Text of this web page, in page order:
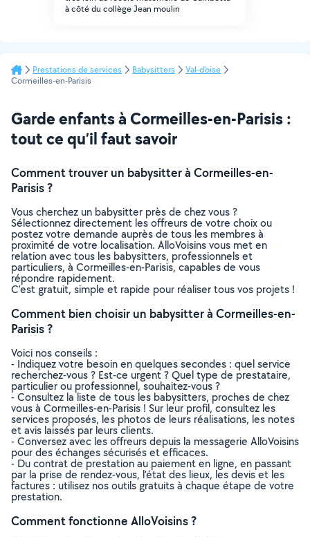
à côté du collège Jean moulin
Prestations de services Babysitters
Val-d'oise
Cormeilles-en-Parisis
Garde enfants à Cormeilles-en-Parisis :
tout ce qu’il faut savoir
Comment trouver un babysitter à Cormeilles-en-
Parisis ?
Vous cherchez un babysitter près de chez vous ?
Sélectionnez directement les offreurs de votre choix ou
postez votre demande auprès de tous les membres à
proximité de votre localisation. AlloVoisins vous met en
relation avec tous les babysitters, professionnels et
particuliers, à Cormeilles-en-Parisis, capables de vous
répondre rapidement.
C’est gratuit, simple et rapide pour réaliser tous vos projets !
Comment bien choisir un babysitter à Cormeilles-en-
Parisis ?
Voici nos conseils :
- Indiquez votre besoin en quelques secondes : quel service
recherchez-vous ? Est-ce urgent ? Quel type de prestataire,
particulier ou professionnel, souhaitez-vous ?
- Consultez la liste de tous les babysitters, proches de chez
vous à Cormeilles-en-Parisis ! Sur leur profil, consultez les
services proposés, les photos de leurs réalisations, les notes
et avis laissés par leurs clients.
- Conversez avec les offreurs depuis la messagerie AlloVoisins
pour des échanges sécurisés et efficaces.
- Du contrat de prestation au paiement en ligne, en passant
par la prise de rendez-vous, l’état des lieux, les devis et les
factures : utilisez nos outils gratuits à chaque étape de votre
prestation.
Comment fonctionne AlloVoisins ?